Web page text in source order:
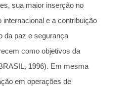
sua maior inserção no
internacional e a contribuição
da paz e segurança
como objetivos da
1996). Em mesma
em operações de